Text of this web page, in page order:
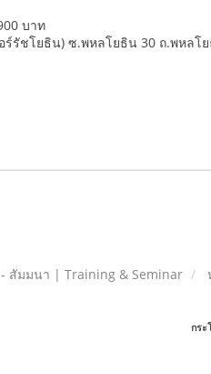
บาท
ร์รัชโยธิน) ซ.พหลโยธิน 30 ถ.พหลโ
สัมมนา | Training & Seminar
กระ